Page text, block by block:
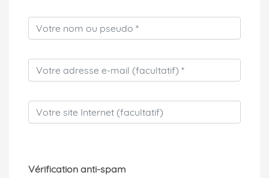
Vérification anti-spam